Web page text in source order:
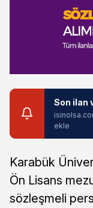
Son ilan
ekle
Karabük
Ön Lisans
sözleşmeli